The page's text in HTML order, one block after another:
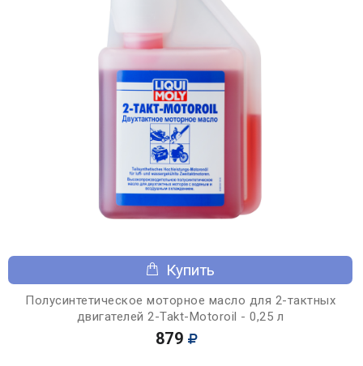
Купить
Полусинтетическое моторное масло для 2-тактных
двигателей 2-Takt-Motoroil - 0,25 л
879